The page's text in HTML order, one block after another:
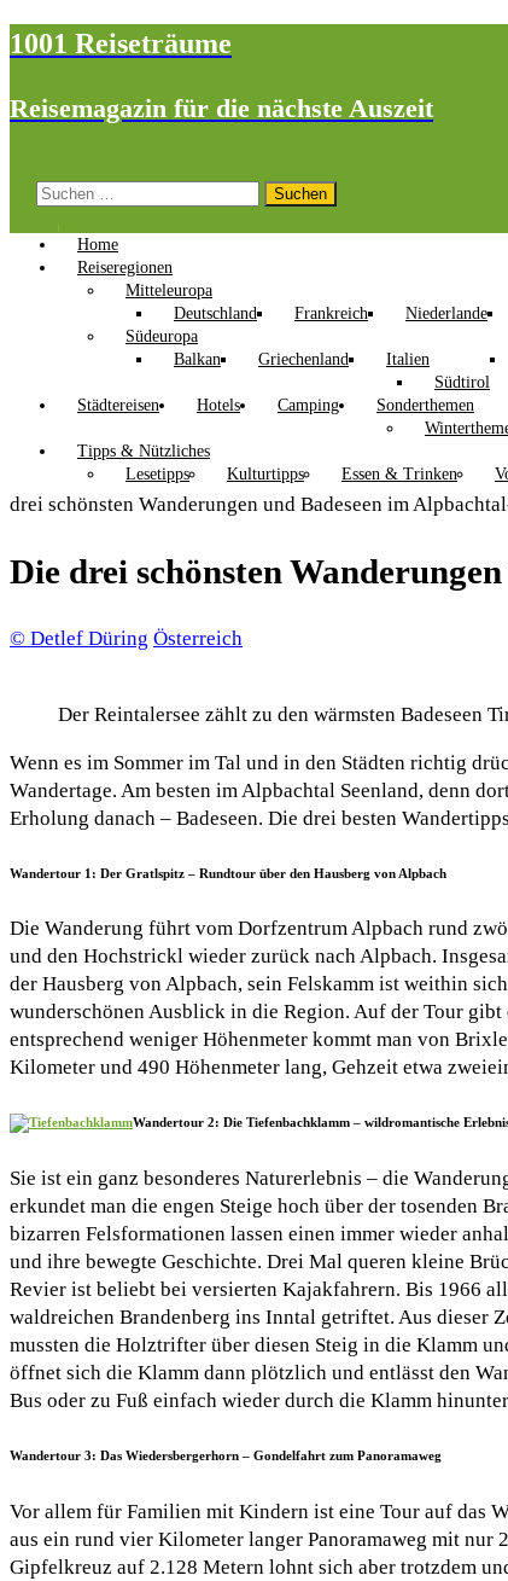
1001 Reiseträume
Reisemagazin für die nächste Auszeit
Suchen
Home
Reiseregionen
Mitteleuropa
Deutschland
Frankreich Niederlande
Südeuropa
Balkan
Griechenland
Italien
Südtirol
Städtereisen
Hotels Camping
Sonderthemen
Tipps & Nützliches
Lesetipps
Kulturtipps Essen & Trinken
drei schönsten Wanderungen und Badeseen im
Die drei schönsten
© Detlef Düring Österreich
Der Reintalersee zählt zu den wärmsten Badeseen
Wenn es im Sommer im Tal und in den Städten richtig
Wandertage. Am besten im Alpbachtal Seenland, denn
Erholung danach – Badeseen. Die drei besten
Wandertour 1: Der Gratlspitz – Rundtour über den Hausberg von Alpbach
Die Wanderung führt vom Dorfzentrum Alpbach rund
und den Hochstrickl wieder zurück nach Alpbach.
der Hausberg von Alpbach, sein Felskamm ist weithin
wunderschönen Ausblick in die Region. Auf der Tour
entsprechend weniger Höhenmeter kommt man von
Kilometer und 490 Höhenmeter lang, Gehzeit etwa
Wandertour 2: Die Tiefenbachklamm – wildromantische
Sie ist ein ganz besonderes Naturerlebnis – die
erkundet man die engen Steige hoch über der tosenden
bizarren Felsformationen lassen einen immer wieder
und ihre bewegte Geschichte. Drei Mal queren kleine
Revier ist beliebt bei versierten Kajakfahrern. Bis 1966
waldreichen Brandenberg ins Inntal getriftet. Aus dieser
mussten die Holztrifter über diesen Steig in die Klamm
öffnet sich die Klamm dann plötzlich und entlässt den
Bus oder zu Fuß einfach wieder durch die Klamm
Wandertour 3: Das Wiedersbergerhorn – Gondelfahrt zum Panoramaweg
Vor allem für Familien mit Kindern ist eine Tour auf das
aus ein rund vier Kilometer langer Panoramaweg mit nur
Gipfelkreuz auf 2.128 Metern lohnt sich aber trotzdem